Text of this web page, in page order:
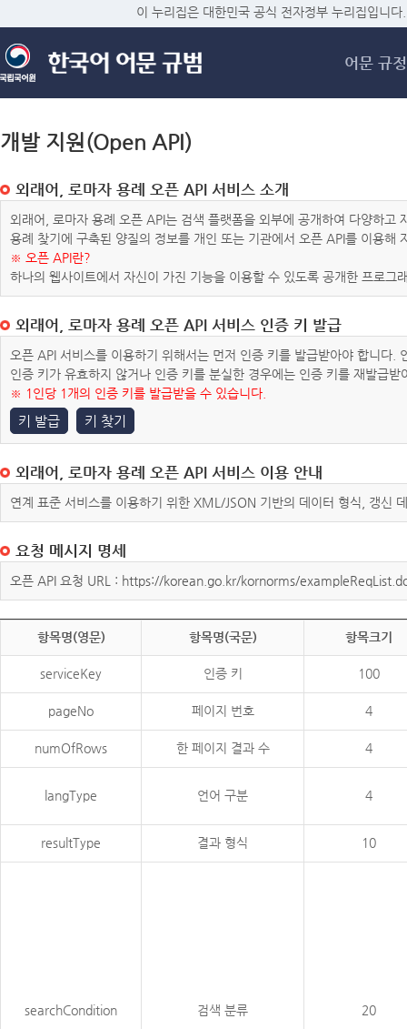
메
이 누리집은 대한민국 공식 전자정부 누리집입니다.
어문 규정
개발 지원(Open API)
외래어, 로마자 용례 오픈 API 서비스 소개
외래어, 로마자 용례 오픈 API는 검색 플랫폼을 외부에 공개하여 다양하
용례 찾기에 구축된 양질의 정보를 개인 또는 기관에서 오픈 API를 이용해
※ 오픈 API란?
하나의 웹사이트에서 자신이 가진 기능을 이용할 수 있도록 공개한 프로그
외래어, 로마자 용례 오픈 API 서비스 인증 키 발급
오픈 API 서비스를 이용하기 위해서는 먼저 인증 키를 발급받아야 합니다
인증 키가 유효하지 않거나 인증 키를 분실한 경우에는 인증 키를 재발급받
※ 1인당 1개의 인증 키를 발급받을 수 있습니다.
키 발급 키 찾기
외래어, 로마자 용례 오픈 API 서비스 이용 안내
연계 표준 서비스를 이용하기 위한 XML/JSON 기반의 데이터 형식, 갱신
요청 메시지 명세
오픈 API 요청 URL : https://korean.go.kr/kornorms/
항목명(영문) 항목명(국문) 항목크기
serviceKey 인증 키 100
pageNo 페이지 번호 4
numOfRows 한 페이지 결과 수 4
langType 언어 구분 4
resultType 결과 형식 10
searchCondition 검색 분류 20